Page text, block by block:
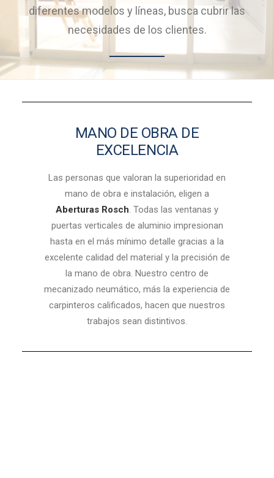
diferentes modelos y líneas, busca cubrir las
necesidades de los clientes.
MANO DE OBRA DE
EXCELENCIA
Las personas que valoran la superioridad en
mano de obra e instalación, eligen a
Aberturas Rosch. Todas las ventanas y
puertas verticales de aluminio impresionan
hasta en el más mínimo detalle gracias a la
excelente calidad del material y la precisión de
la mano de obra. Nuestro centro de
mecanizado neumático, más la experiencia de
carpinteros calificados, hacen que nuestros
trabajos sean distintivos.